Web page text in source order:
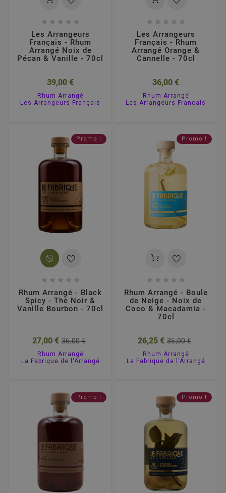
    
Les Arrangeurs
Français - Rhum
Arrangé Noix de
Pécan & Vanille - 70cl
39,00 €
Rhum Arrangé
Les Arrangeurs Français
    
Les Arrangeurs
Français - Rhum
Arrangé Orange &
Cannelle - 70cl
36,00 €
Rhum Arrangé
Les Arrangeurs Français
Promo !
    
Rhum Arrangé - Black
Spicy - Thé Noir &
Vanille Bourbon - 70cl
27,00 € 36,00 €
Rhum Arrangé
La Fabrique de l'Arrangé
Promo !
    
Rhum Arrangé - Boule
de Neige - Noix de
Coco & Macadamia -
70cl
26,25 € 35,00 €
Rhum Arrangé
La Fabrique de l'Arrangé
Promo ! Promo !